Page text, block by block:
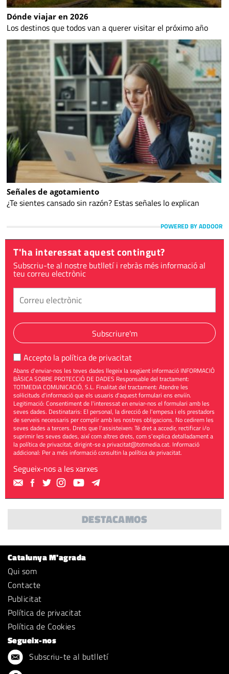
Dónde viajar en 2026
Los destinos que todos van a querer visitar el próximo año
Señales de agotamiento
¿Te sientes cansado sin razón? Estas señales lo explican
POWERED BY ADDOOR
T'ha interessat aquest contingut?
Subscriu-te al nostre butlletí i rebràs més informació al
teu correu electrònic
Subscriure'm
Accepto la política de privacitat
Abans d'enviar-nos les teves dades llegeix la següent informació INFORMACIÓ
BÀSICA SOBRE PROTECCIÓ DE DADES Responsable del tractament:
TOTMEDIA COMUNICACIÓ, S.L. Finalitat del tractament: Atendre les
sol·licituds d'informació que els usuaris d'aquest formulari ens enviïn.
Legitimació: Consentiment de l'interessat en enviar-nos el formulari amb les
seves dades. Destinataris: El personal, la direcció de l'empesa i els prestadors
de serveis necessaris per complir amb les nostres obligacions. No cedirem les
seves dades a tercers. Drets que l'assisteixen: Té dret a accedir, rectificar i/o
suprimir les seves dades, així com altres drets, com s'explica detalladament a
la política de privacitat, dirigint-se aprivacitat@totmedia.cat. Informació
addicional: Per a més informació consultin lapolítica de privacitat.
Segueix-nos a les xarxes
DESTACAMOS
Catalunya M'agrada
Qui som
Contacte
Publicitat
Política de privacitat
Política de Cookies
Segueix-nos
Subscriu-te al butlletí